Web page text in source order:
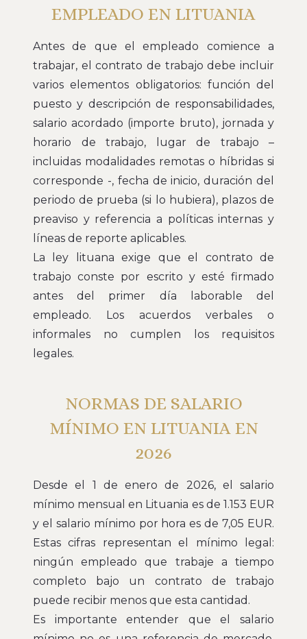
EMPLEADO EN LITUANIA
Antes de que el empleado comience a
trabajar, el contrato de trabajo debe incluir
varios elementos obligatorios: función del
puesto y descripción de responsabilidades,
salario acordado (importe bruto), jornada y
horario de trabajo, lugar de trabajo –
incluidas modalidades remotas o híbridas si
corresponde -, fecha de inicio, duración del
periodo de prueba (si lo hubiera), plazos de
preaviso y referencia a políticas internas y
líneas de reporte aplicables.
La ley lituana exige que el contrato de
trabajo conste por escrito y esté firmado
antes del primer día laborable del
empleado. Los acuerdos verbales o
informales no cumplen los requisitos
legales.
NORMAS DE SALARIO
MÍNIMO EN LITUANIA EN
2026
Desde el 1 de enero de 2026, el salario
mínimo mensual en Lituania es de 1.153 EUR
y el salario mínimo por hora es de 7,05 EUR.
Estas cifras representan el mínimo legal:
ningún empleado que trabaje a tiempo
completo bajo un contrato de trabajo
puede recibir menos que esta cantidad.
Es importante entender que el salario